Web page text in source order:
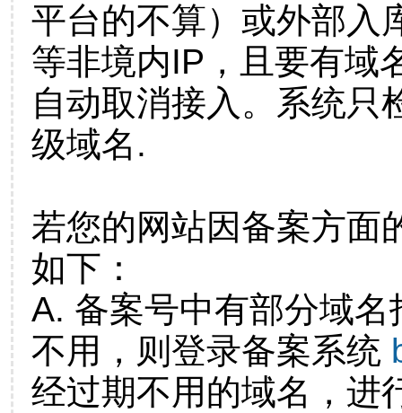
平台的不算）或外部入
等非境内IP，且要有域
自动取消接入。系统只
级域名.
若您的网站因备案方面
如下：
A. 备案号中有部分域
不用，则登录备案系统
经过期不用的域名，进